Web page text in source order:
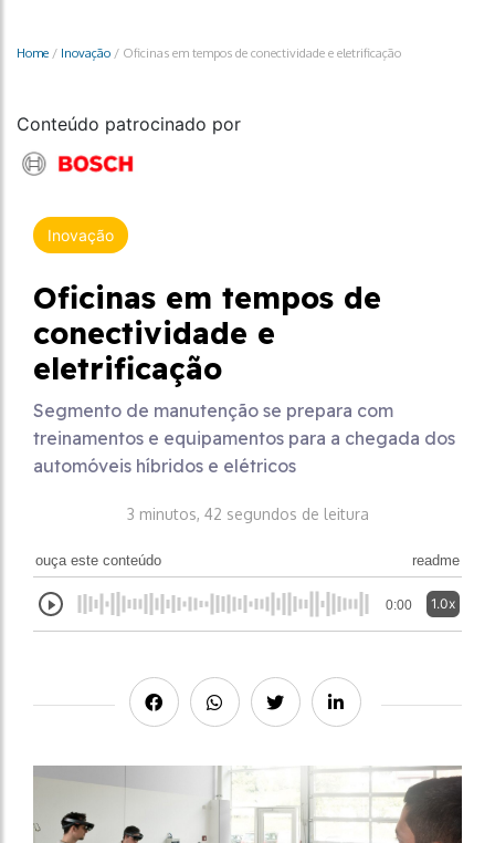
Home / Inovação / Oficinas em tempos de conectividade e eletrificação
Conteúdo patrocinado por
Inovação
Oficinas em tempos de
conectividade e
eletrificação
Segmento de manutenção se prepara com
treinamentos e equipamentos para a chegada dos
automóveis híbridos e elétricos
3 minutos, 42 segundos de leitura
ouça este conteúdo readme
0:00 1.0x